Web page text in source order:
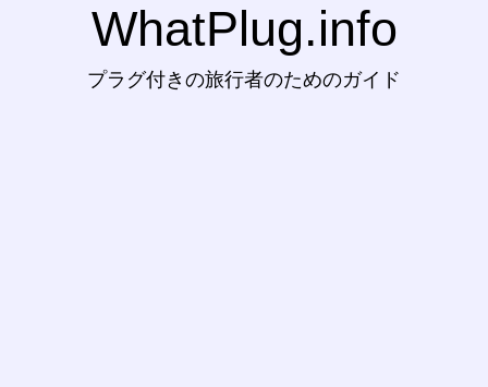
WhatPlug.info
プラグ付きの旅行者のためのガイド